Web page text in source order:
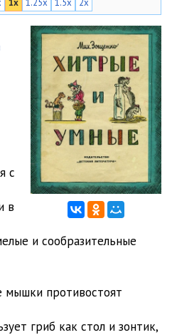
01:49
02:23
с
в
и сообразительные
противостоят
гриб как стол и зонтик,